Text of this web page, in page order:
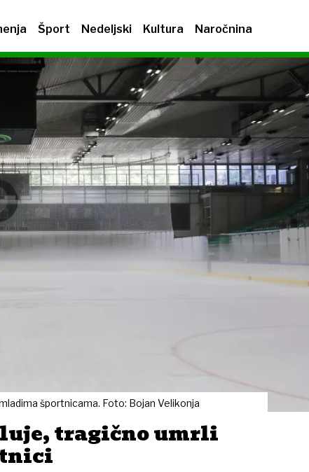
Šport Nedeljski Kultura Naročnina
športnicama. Foto: Bojan Velikonja
tragično umrli